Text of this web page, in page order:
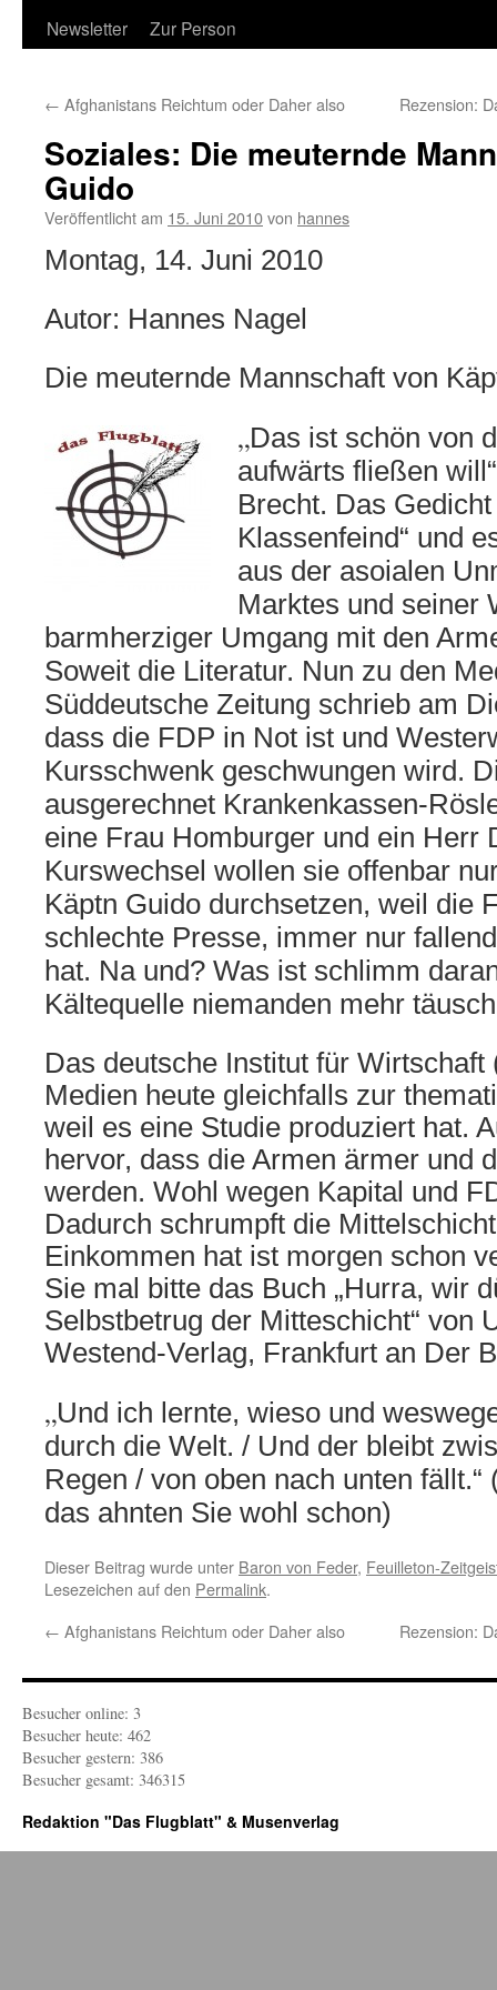
Newsletter
Zur Person
← Afghanistans Reichtum oder Daher also Rezension:
Soziales: Die meuternde
Guido
Veröffentlicht am 15. Juni 2010von hannes
Montag, 14. Juni 2010
Autor: Hannes Nagel
Die meuternde Mannschaft von
„Das ist schön von
aufwärts fließen
Brecht. Das
Klassenfeind“ und
aus der asoialen
Marktes und seiner
barmherziger Umgang mit den
Soweit die Literatur. Nun zu den
Süddeutsche Zeitung schrieb am
dass die FDP in Not ist und
Kursschwenk geschwungen wird.
ausgerechnet Krankenkassen-
eine Frau Homburger und ein Herr
Kurswechsel wollen sie offenbar
Käptn Guido durchsetzen, weil die
schlechte Presse, immer nur
hat. Na und? Was ist schlimm
Kältequelle niemanden mehr
Das deutsche Institut für
Medien heute gleichfalls zur
weil es eine Studie produziert hat.
hervor, dass die Armen ärmer und
werden. Wohl wegen Kapital und
Dadurch schrumpft die
Einkommen hat ist morgen schon
Sie mal bitte das Buch „Hurra, wir
Selbstbetrug der Mitteschicht“ von
Westend-Verlag, Frankfurt an Der
„Und ich lernte, wieso und
durch die Welt. / Und der bleibt
Regen / von oben nach unten
das ahnten Sie wohl schon)
Dieser Beitrag wurde unter Baron von Feder, Feuilleton-
Lesezeichen auf den Permalink.
← Afghanistans Reichtum oder Daher also Rezension:
Besucher online: 3
Besucher heute: 462
Besucher gestern: 386
Besucher gesamt: 346315
Redaktion "Das Flugblatt" & Musenverlag